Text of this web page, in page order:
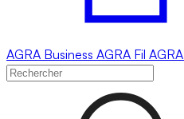
AGRA Business AGRA Fil AGRA